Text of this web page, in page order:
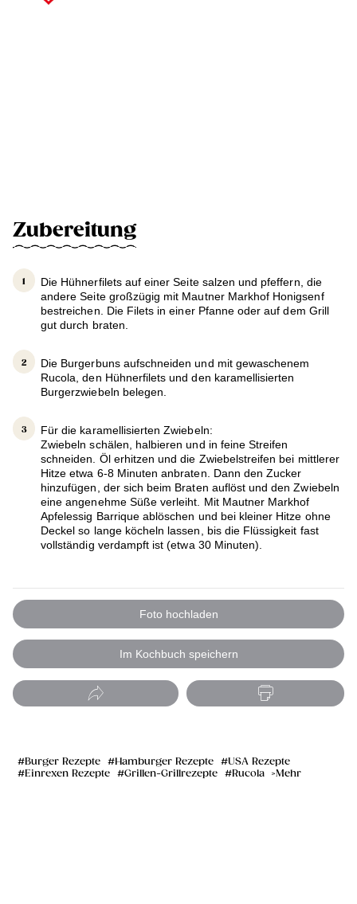
Zubereitung
Die Hühnerfilets auf einer Seite salzen und pfeffern, die
andere Seite großzügig mit Mautner Markhof Honigsenf
bestreichen. Die Filets in einer Pfanne oder auf dem Grill
gut durch braten.
Die Burgerbuns aufschneiden und mit gewaschenem
Rucola, den Hühnerfilets und den karamellisierten
Burgerzwiebeln belegen.
Für die karamellisierten Zwiebeln:
Zwiebeln schälen, halbieren und in feine Streifen
schneiden. Öl erhitzen und die Zwiebelstreifen bei mittlerer
Hitze etwa 6-8 Minuten anbraten. Dann den Zucker
hinzufügen, der sich beim Braten auflöst und den Zwiebeln
eine angenehme Süße verleiht. Mit Mautner Markhof
Apfelessig Barrique ablöschen und bei kleiner Hitze ohne
Deckel so lange köcheln lassen, bis die Flüssigkeit fast
vollständig verdampft ist (etwa 30 Minuten).
Foto hochladen
Im Kochbuch speichern
Burger Rezepte Hamburger Rezepte
USA Rezepte
Einrexen Rezepte
Grillen-Grillrezepte Rucola Mehr